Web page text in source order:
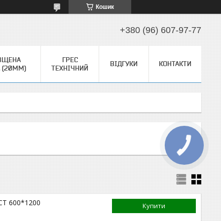
Кошик
+380 (96) 607-97-77
(20ММ)
ГРЕС
ТЕХНІЧНИЙ
ВІДГУКИ КОНТАКТИ
Купити
600*1200